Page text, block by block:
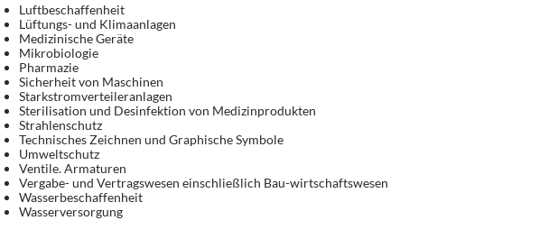
Luftbeschaffenheit
Lüftungs- und Klimaanlagen
Medizinische Geräte
Mikrobiologie
Pharmazie
Sicherheit von Maschinen
Starkstromverteileranlagen
Sterilisation und Desinfektion von Medizinprodukten
Strahlenschutz
Technisches Zeichnen und Graphische Symbole
Umweltschutz
Ventile. Armaturen
Vergabe- und Vertragswesen einschließlich Bau-wirtschaftswesen
Wasserbeschaffenheit
Wasserversorgung